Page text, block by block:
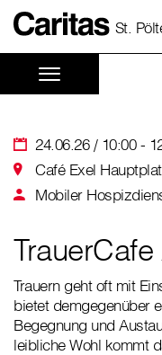
St.
24.06.26 / 10:00 -
Café Exel
Mobiler
Trauern geht oft mit
bietet demgegenüber
Begegnung und
leibliche Wohl kommt